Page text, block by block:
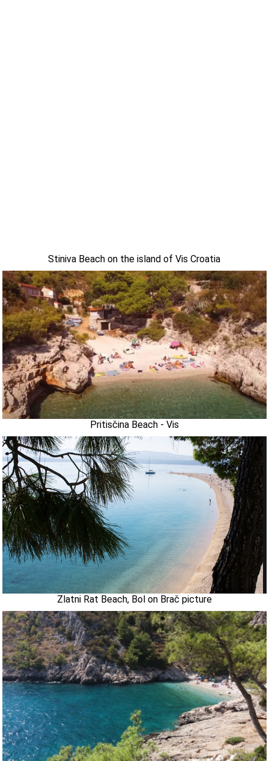
Stiniva Beach on the island of Vis Croatia
Pritisčina Beach - Vis
Zlatni Rat Beach, Bol on Brač picture